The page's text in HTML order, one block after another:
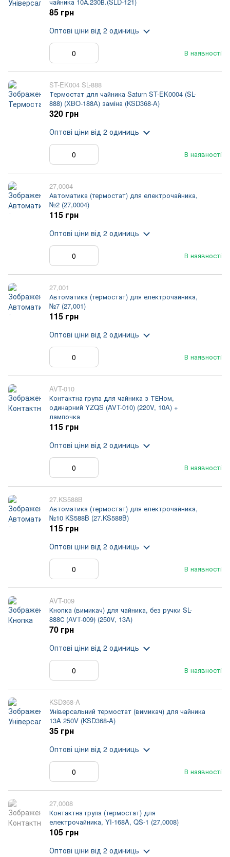
В наявності
85 грн
Оптові ціни від 2 одиниць
ST-EK004 SL-888
Термостат для чайника Saturn ST-EK0004 (SL-
888) (XBO-188A) заміна (KSD368-A)
В наявності
320 грн
Оптові ціни від 2 одиниць
27,0004
Автоматика (термостат) для електрочайника,
№2 (27,0004)
В наявності
115 грн
Оптові ціни від 2 одиниць
27,001
Автоматика (термостат) для електрочайника,
№7 (27,001)
В наявності
115 грн
Оптові ціни від 2 одиниць
AVT-010
Контактна група для чайника з ТЕНом,
одинарний YZQS (AVT-010) (220V, 10A) +
лампочка
В наявності
115 грн
Оптові ціни від 2 одиниць
27.KS588B
Автоматика (термостат) для електрочайника,
№10 KS588B (27.KS588B)
В наявності
115 грн
Оптові ціни від 2 одиниць
AVT-009
Кнопка (вимикач) для чайника, без ручки SL-
888С (AVT-009) (250V, 13A)
В наявності
70 грн
Оптові ціни від 2 одиниць
KSD368-A
Універсальний термостат (вимикач) для чайника
13A 250V (KSD368-A)
В наявності
35 грн
Оптові ціни від 2 одиниць
27,0008
Контактна група (термостат) для
електрочайника, YI-168A, QS-1 (27,0008)
105 грн
Оптові ціни від 2 одиниць